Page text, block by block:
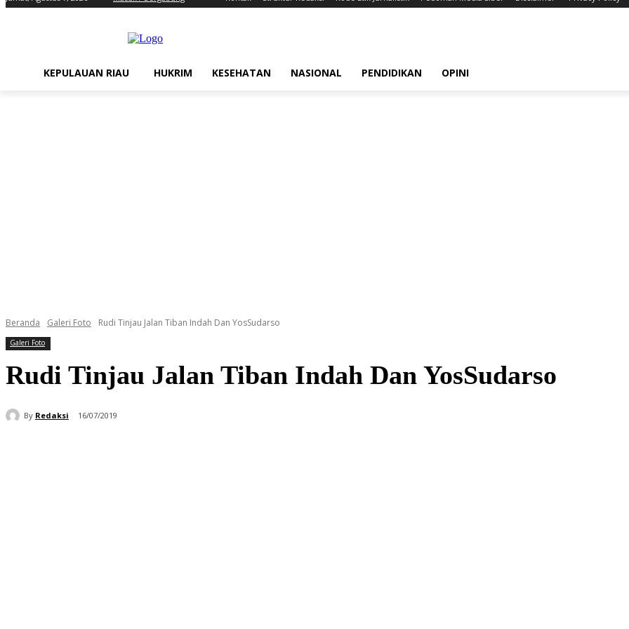
KEPULAUAN RIAU HUKRIM KESEHATAN NASIONAL PENDIDIKAN OPINI
Beranda Galeri Foto Rudi Tinjau Jalan Tiban Indah Dan YosSudarso
Galeri Foto
Rudi Tinjau Jalan Tiban Indah Dan YosSudarso
By Redaksi 16/07/2019